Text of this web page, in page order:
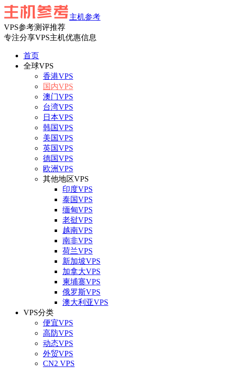
主机参考
VPS参考测评推荐
专注分享VPS主机优惠信息
首页
全球VPS
香港VPS
国内VPS
澳门VPS
台湾VPS
日本VPS
韩国VPS
美国VPS
英国VPS
德国VPS
欧洲VPS
其他地区VPS
印度VPS
泰国VPS
缅甸VPS
老挝VPS
越南VPS
南非VPS
荷兰VPS
新加坡VPS
加拿大VPS
柬埔寨VPS
俄罗斯VPS
澳大利亚VPS
VPS分类
便宜VPS
高防VPS
动态VPS
外贸VPS
CN2 VPS